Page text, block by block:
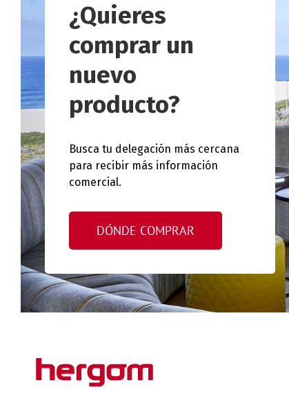
¿Quieres
comprar un
nuevo
producto?
Busca tu delegación más cercana
para recibir más información
comercial.
DÓNDE COMPRAR